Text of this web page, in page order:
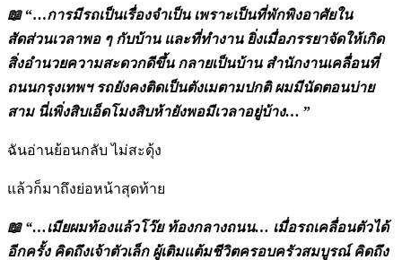
📖“…การมีรถเป็นเรื่องจำเป็น เพราะเป็นที่พักพิงอาศัยใน
สัดส่วนเวลาพอ ๆ กับบ้าน และที่ทำงาน ยิ่งเมื่อภรรยาจัดให้เกิด
สิ่งอำนวยความสะดวกดีขึ้น กลายเป็นบ้าน สำนักงานเคลื่อนที่
ถนนกรุงเทพฯ รถยังคงติดเป็นตังเมตามปกติ ผมมีนัดตอนบ่าย
สาม นี่เพิ่งสิบเอ็ดโมงสิบห้ายังพอมีเวลาอยู่บ้าง… ”
ฉันอ่านย้อนกลับ ไม่สะดุ้ง
แล้วก็มาถึงย่อหน้าสุดท้าย
📖 “…เมียผมท้องแล้วโว๊ย ท้องกลางถนน… เมื่อรถเคลื่อนตัวได้
อีกครั้ง คิดถึงเจ้าตัวเล็ก ผู้เติมแต้มชีวิตครอบครัวสมบูรณ์ คิดถึง